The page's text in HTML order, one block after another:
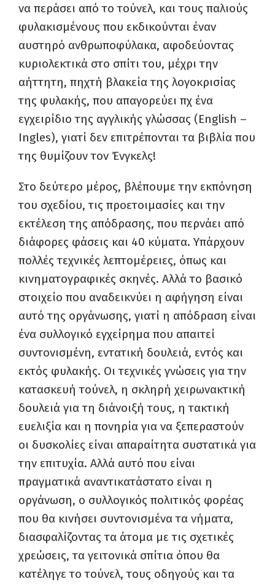
να περάσει από το τούνελ, και τους παλιούς
φυλακισμένους που εκδικούνται έναν
αυστηρό ανθρωποφύλακα, αφοδεύοντας
κυριολεκτικά στο σπίτι του, μέχρι την
αήττητη, πηχτή βλακεία της λογοκρισίας
της φυλακής, που απαγορεύει πχ ένα
εγχειρίδιο της αγγλικής γλώσσας (English –
Ingles), γιατί δεν επιτρέπονται τα βιβλία που
της θυμίζουν τον Ένγκελς!
Στο δεύτερο μέρος, βλέπουμε την εκπόνηση
του σχεδίου, τις προετοιμασίες και την
εκτέλεση της απόδρασης, που περνάει από
διάφορες φάσεις και 40 κύματα. Υπάρχουν
πολλές τεχνικές λεπτομέρειες, όπως και
κινηματογραφικές σκηνές. Αλλά το βασικό
στοιχείο που αναδεικνύει η αφήγηση είναι
αυτό της οργάνωσης, γιατί η απόδραση είναι
ένα συλλογικό εγχείρημα που απαιτεί
συντονισμένη, εντατική δουλειά, εντός και
εκτός φυλακής. Οι τεχνικές γνώσεις για την
κατασκευή τούνελ, η σκληρή χειρωνακτική
δουλειά για τη διάνοιξή τους, η τακτική
ευελιξία και η πονηρία για να ξεπεραστούν
οι δυσκολίες είναι απαραίτητα συστατικά για
την επιτυχία. Αλλά αυτό που είναι
πραγματικά αναντικατάστατο είναι η
οργάνωση, ο συλλογικός πολιτικός φορέας
που θα κινήσει συντονισμένα τα νήματα,
διασφαλίζοντας τα άτομα με τις σχετικές
χρεώσεις, τα γειτονικά σπίτια όπου θα
κατέληγε το τούνελ, τους οδηγούς και τα